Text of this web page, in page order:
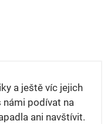
a ještě víc jejich
podívat na
ani navštívit.